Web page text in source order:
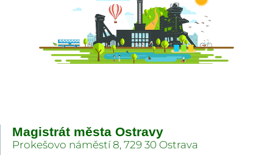
Magistrát města Ostravy
Prokešovo náměstí 8, 729 30 Ostrava